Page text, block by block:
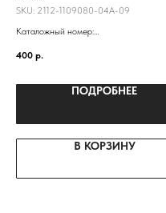
SKU: 2112-1109080-04А-09
Каталожный номер:
2112-1109080
400 р.
ПОДРОБНЕЕ
В КОРЗИНУ